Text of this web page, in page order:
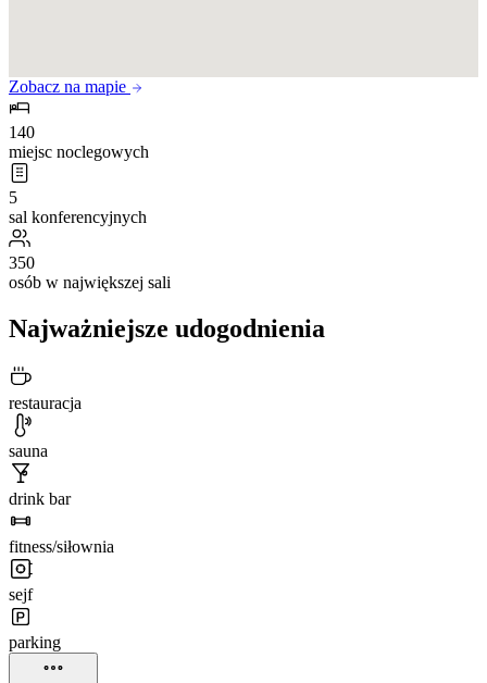
Zobacz na mapie
140
miejsc noclegowych
5
sal konferencyjnych
350
osób w największej sali
Najważniejsze udogodnienia
restauracja
sauna
drink bar
fitness/siłownia
sejf
parking